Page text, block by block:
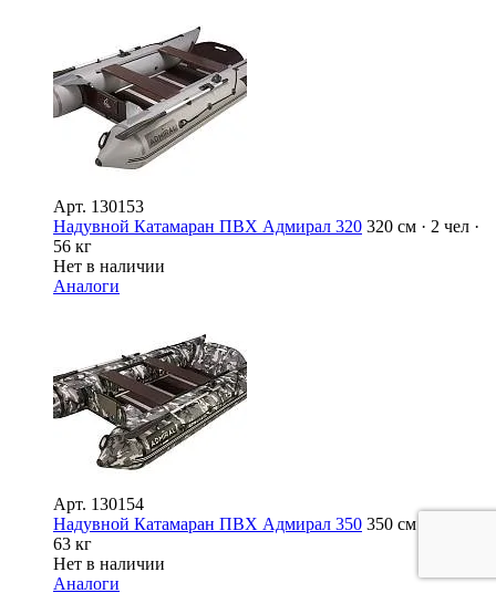
Арт. 130153
Надувной Катамаран ПВХ Адмирал 320 320 см · 2 чел ·
56 кг
Нет в наличии
Аналоги
Арт. 130154
Надувной Катамаран ПВХ Адмирал 350 350 см · 3 чел ·
63 кг
Нет в наличии
Аналоги